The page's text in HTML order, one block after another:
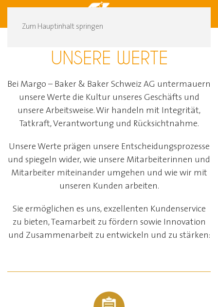
Zum Hauptinhalt springen
UNSERE WERTE
Bei Margo – Baker & Baker Schweiz AG untermauern
unsere Werte die Kultur unseres Geschäfts und
unsere Arbeitsweise. Wir handeln mit Integrität,
Tatkraft, Verantwortung und Rücksichtnahme.
Unsere Werte prägen unsere Entscheidungsprozesse
und spiegeln wider, wie unsere Mitarbeiterinnen und
Mitarbeiter miteinander umgehen und wie wir mit
unseren Kunden arbeiten.
Sie ermöglichen es uns, exzellenten Kundenservice
zu bieten, Teamarbeit zu fördern sowie Innovation
und Zusammenarbeit zu entwickeln und zu stärken: